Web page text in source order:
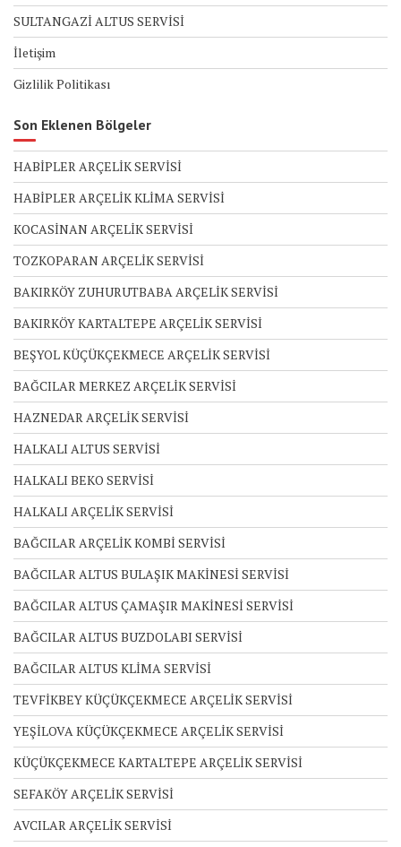
SULTANGAZİ ALTUS SERVİSİ
İletişim
Gizlilik Politikası
Son Eklenen Bölgeler
HABİPLER ARÇELİK SERVİSİ
HABİPLER ARÇELİK KLİMA SERVİSİ
KOCASİNAN ARÇELİK SERVİSİ
TOZKOPARAN ARÇELİK SERVİSİ
BAKIRKÖY ZUHURUTBABA ARÇELİK SERVİSİ
BAKIRKÖY KARTALTEPE ARÇELİK SERVİSİ
BEŞYOL KÜÇÜKÇEKMECE ARÇELİK SERVİSİ
BAĞCILAR MERKEZ ARÇELİK SERVİSİ
HAZNEDAR ARÇELİK SERVİSİ
HALKALI ALTUS SERVİSİ
HALKALI BEKO SERVİSİ
HALKALI ARÇELİK SERVİSİ
BAĞCILAR ARÇELİK KOMBİ SERVİSİ
BAĞCILAR ALTUS BULAŞIK MAKİNESİ SERVİSİ
BAĞCILAR ALTUS ÇAMAŞIR MAKİNESİ SERVİSİ
BAĞCILAR ALTUS BUZDOLABI SERVİSİ
BAĞCILAR ALTUS KLİMA SERVİSİ
TEVFİKBEY KÜÇÜKÇEKMECE ARÇELİK SERVİSİ
YEŞİLOVA KÜÇÜKÇEKMECE ARÇELİK SERVİSİ
KÜÇÜKÇEKMECE KARTALTEPE ARÇELİK SERVİSİ
SEFAKÖY ARÇELİK SERVİSİ
AVCILAR ARÇELİK SERVİSİ